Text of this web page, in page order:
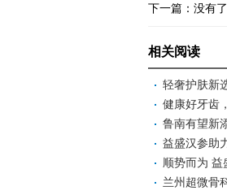
下一篇：没有了
相关阅读
轻奢护肤新
健康好牙齿
鲁南有望新
益盛汉参助
顺势而为 益
兰州超微骨